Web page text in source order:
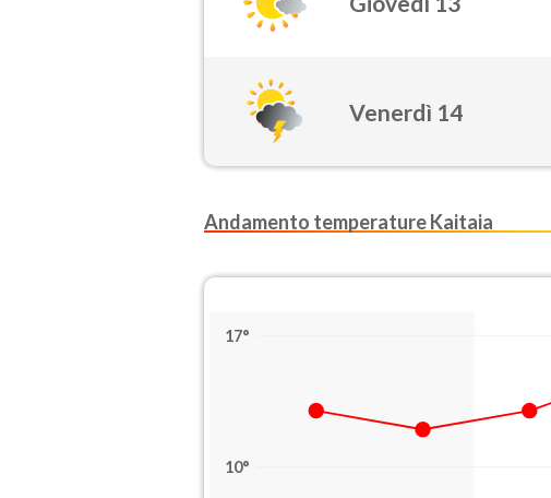
Venerdì 14
Andamento temperature Kaitaia
17°
10°